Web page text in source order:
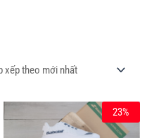
23%
gốc
là:
Giá
hiện
tại
Sản